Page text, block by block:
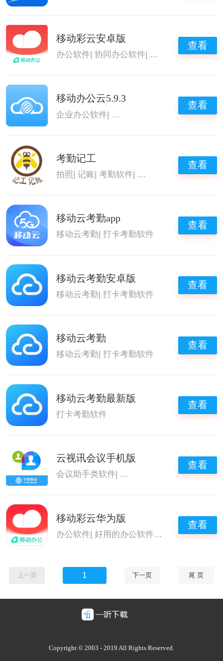
移动彩云安卓版
办公软件 |协同办公软件 提高办公效率的软
查看
移动办公云5.9.3
企业办公软件| 协同办公软件 打卡考勤软件
查看
考勤记工
拍照|记账|考勤软件| 打卡考勤软件
查看
移动云考勤app
移动云考勤 |打卡考勤软件
查看
移动云考勤安卓版
移动云考勤|打卡考勤软件
查看
移动云考勤
移动云考勤 |打卡考勤软件
查看
移动云考勤最新版
打卡考勤软件
查看
云视讯会议手机版
会议助手类软件 云视频会议 打卡考勤软件
查看
移动彩云华为版
办公软件|好用的办公软件|企业办公软件|
查看
上一页 1 下一页 尾 页
Copyright © 2003 - 2019 All Rights Reserved.